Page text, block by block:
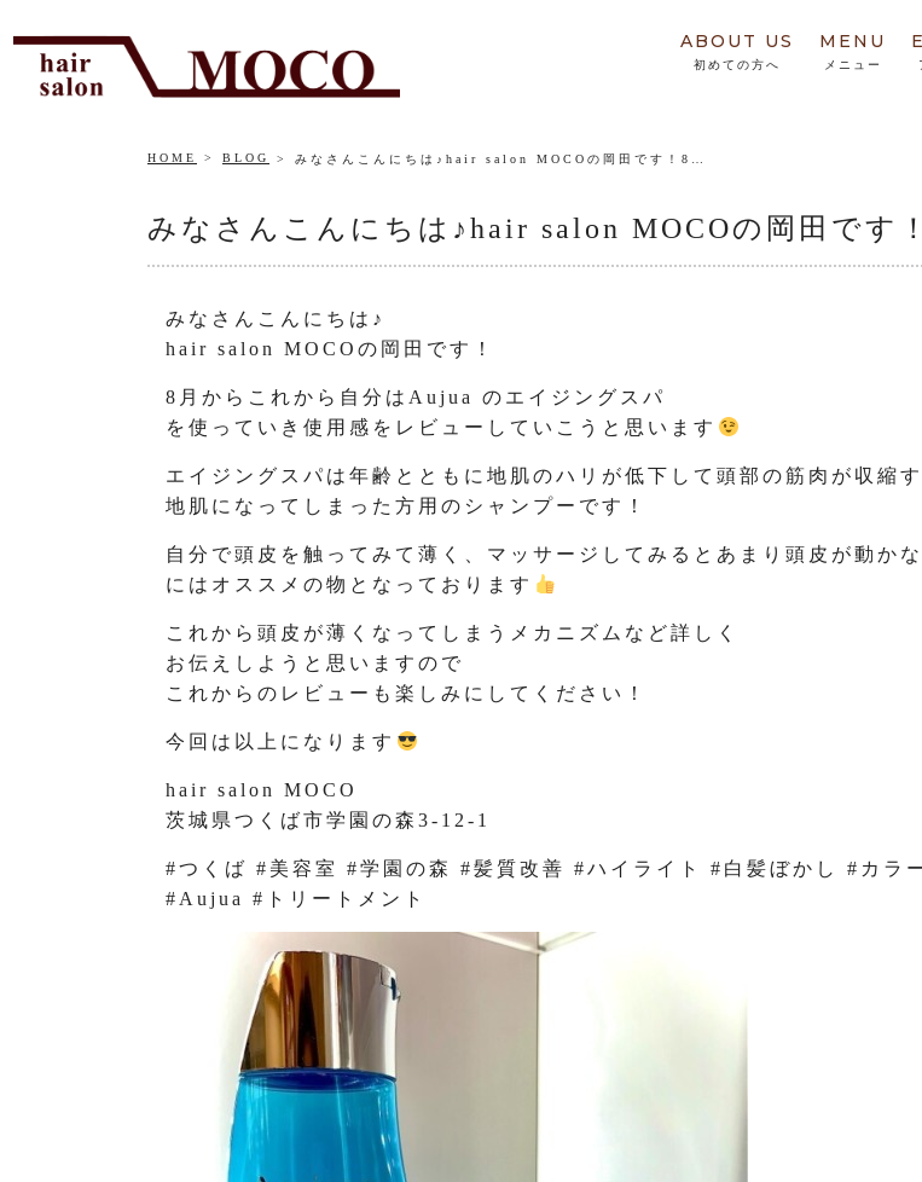
ABOUT US
初めての方へ
MENU
メニュー
HOME BLOG みなさんこんにちは♪hair salon MOCOの岡田です！8…
みなさんこんにちは♪hair salon MOCOの岡田です
みなさんこんにちは♪
hair salon MOCOの岡田です！
8月からこれから自分はAujua のエイジングスパ
を使っていき使用感をレビューしていこうと思います
エイジングスパは年齢とともに地肌のハリが低下して頭部の筋肉が収縮
地肌になってしまった方用のシャンプーです！
自分で頭皮を触ってみて薄く、マッサージしてみるとあまり頭皮が動か
にはオススメの物となっております
これから頭皮が薄くなってしまうメカニズムなど詳しく
お伝えしようと思いますので
これからのレビューも楽しみにしてください！
今回は以上になります
hair salon MOCO
茨城県つくば市学園の森3-12-1
#つくば #美容室 #学園の森 #髪質改善 #ハイライト #白髪ぼかし #カラ
#Aujua #トリートメント